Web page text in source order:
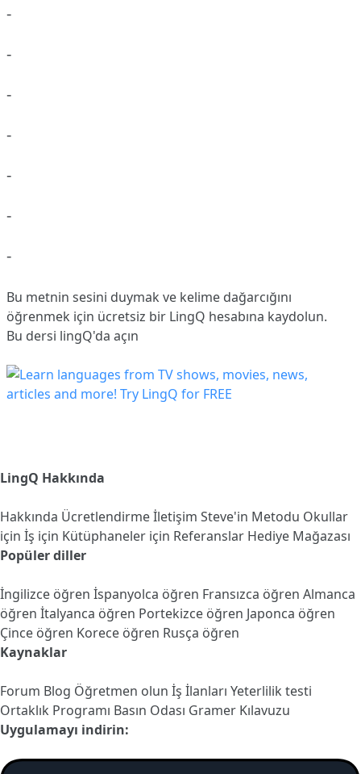
-
-
-
-
-
-
-
Bu metnin sesini duymak ve kelime dağarcığını
öğrenmek için ücretsiz bir LingQ hesabına kaydolun.
Bu dersi lingQ'da açın
LingQ Hakkında
Hakkında Ücretlendirmeİletişim Steve'in Metodu Okullar
için İş için Kütüphaneler için Referanslar Hediye Mağazası
Popüler diller
İngilizce öğren İspanyolca öğren Fransızca öğren Almanca
öğren İtalyanca öğren Portekizce öğren Japonca öğren
Çince öğren Korece öğren Rusça öğren
Kaynaklar
Forum Blog Öğretmen olun İş İlanları Yeterlilik testi
Ortaklık Programı Basın Odası Gramer Kılavuzu
Uygulamayı indirin: